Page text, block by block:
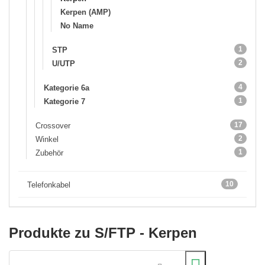
Kerpen (AMP)
No Name
1
STP
2
U/UTP
4
Kategorie 6a
1
Kategorie 7
17
Crossover
2
Winkel
1
Zubehör
10
Telefonkabel
Produkte zu S/FTP - Kerpen